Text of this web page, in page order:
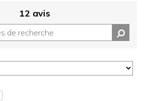
12 avis